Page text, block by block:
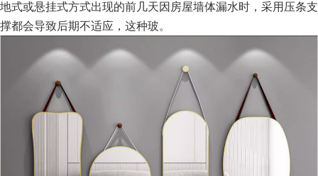
地式或悬挂式方式出现的前几天因房屋墙体漏水时，采用压条支
撑都会导致后期不适应，这种玻。